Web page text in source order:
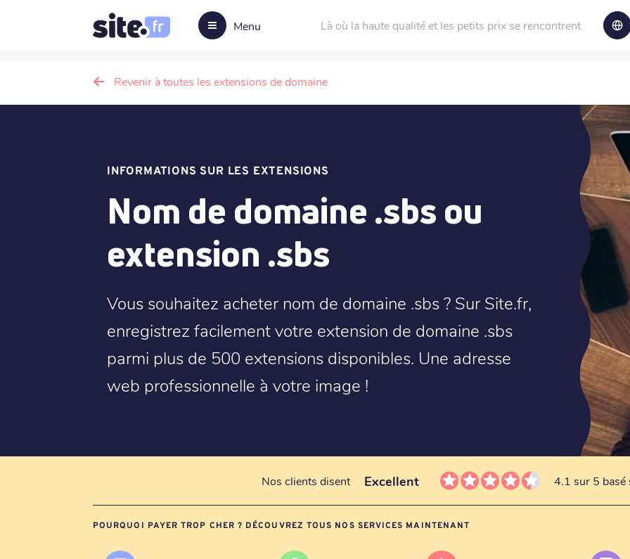
Menu Là où la haute qualité et les petits prix se rencontrent
Revenir à toutes les extensions de domaine
INFORMATIONS SUR LES EXTENSIONS
Nom de domaine .sbs ou
extension .sbs
Vous souhaitez acheter nom de domaine .sbs ? Sur Site.fr,
enregistrez facilement votre extension de domaine .sbs
parmi plus de 500 extensions disponibles. Une adresse
web professionnelle à votre image !
Nos clients disent Excellent 4.1 sur 5 basé
POURQUOI PAYER TROP CHER ? DÉCOUVREZ TOUS NOS SERVICES MAINTENANT